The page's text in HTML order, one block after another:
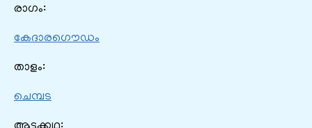
രാഗം:
കേദാരഗൌഡം
താളം:
ചെമ്പട